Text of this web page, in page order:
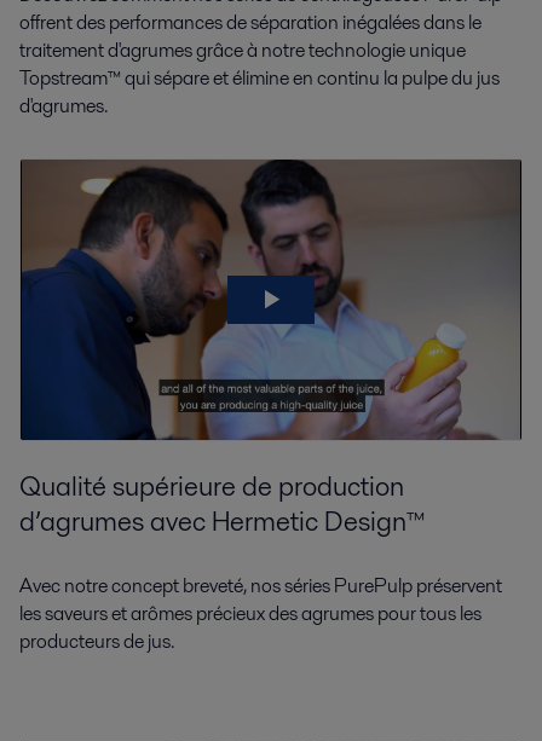
offrent des performances de séparation inégalées dans le
traitement d'agrumes grâce à notre technologie unique
Topstream™ qui sépare et élimine en continu la pulpe du jus
d'agrumes.
Qualité supérieure de production
d’agrumes avec Hermetic Design™
Avec notre concept breveté, nos séries PurePulp préservent
les saveurs et arômes précieux des agrumes pour tous les
producteurs de jus.